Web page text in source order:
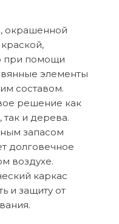
окрашенной
при помощи
элементы
составом.
решение как
так и дерева.
запасом
долговечное
воздухе.
каркас
и защиту от